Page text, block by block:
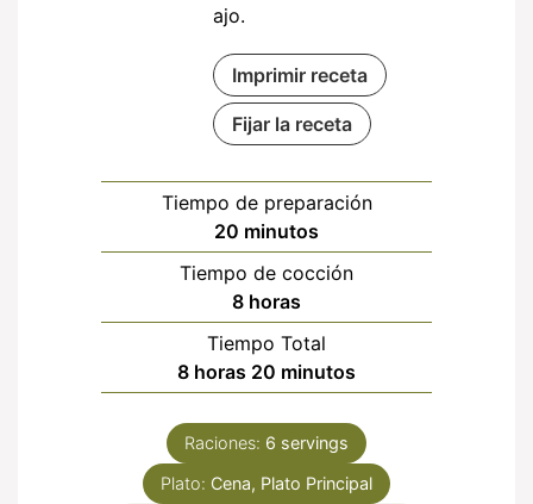
ajo.
Imprimir receta
Fijar la receta
Tiempo de preparación
20 minutos
minutos
Tiempo de cocción
8horas
horas
Tiempo Total
8horas
horas 20 minutos
minutos
Raciones: 6 servings
Plato: Cena, Plato Principal